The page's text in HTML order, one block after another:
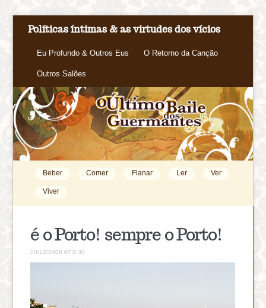
Políticas íntimas & as virtudes dos vícios
Eu Profundo & Outros Eus O Retorno da Canção
Outros Salões
Beber Comer Flanar Ler Ver
Viver
é o Porto! sempre o Porto!
20/12/2008 AT 8:30